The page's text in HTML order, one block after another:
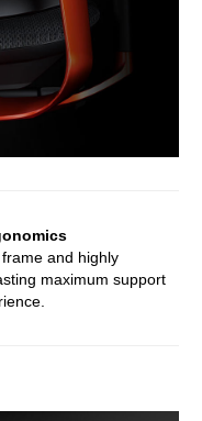
and highly
maximum support